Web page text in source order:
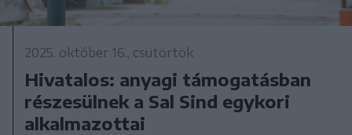
2025. október 16., csütörtök
Hivatalos: anyagi támogatásban
részesülnek a Sal Sind egykori
alkalmazottai